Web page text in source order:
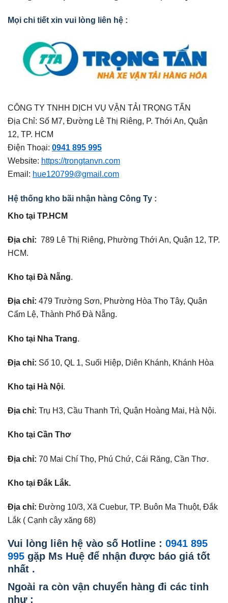
Mọi chi tiết xin vui lòng liên hệ :
CÔNG TY TNHH DỊCH VỤ VẬN TẢI TRỌNG TẤN
Địa Chỉ: Số M7, Đường Lê Thị Riêng, P. Thới An, Quận
12, TP. HCM
Điện Thoại: 0941 895 995
Website: https://trongtanvn.com
Email: hue120799@gmail.com
Hệ thống kho bãi nhận hàng Công Ty :
Kho tại TP.HCM
Địa chỉ: 789 Lê Thị Riêng, Phường Thới An, Quận 12, TP.
HCM.
Kho tại Đà Nẵng.
Địa chỉ: 479 Trường Sơn, Phường Hòa Thọ Tây, Quận
Cẩm Lệ, Thành Phố Đà Nẵng.
Kho tại Nha Trang.
Địa chỉ: Số 10, QL 1, Suối Hiệp, Diên Khánh, Khánh Hòa
Kho tại Hà Nội.
Địa chỉ: Trụ H3, Cầu Thanh Trì, Quận Hoàng Mai, Hà Nội.
Kho tại Cần Thơ
Địa chỉ: 70 Mai Chí Thọ, Phú Chứ, Cái Răng, Cần Thơ.
Kho tại Đắk Lắk.
Địa chỉ: Đường 10/3, Xã Cuebur, TP. Buôn Ma Thuột, Đắk
Lắk ( Cạnh cây xăng 68)
Vui lòng liên hệ vào số Hotline : 0941 895
995 gặp Ms Huệ để nhận được báo giá tốt
nhất .
Ngoài ra còn vận chuyển hàng đi các tỉnh
như :